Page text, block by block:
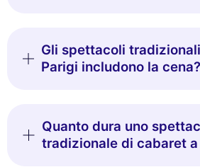
Gli spettacoli
Parigi includono la cena?
Quanto dura uno
tradizionale di cabaret a